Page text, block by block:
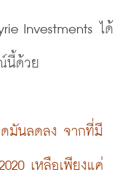
Investments ได้
นี้ด้วย
ดมันลดลง จากที่มี
เหลือเพียงแค่